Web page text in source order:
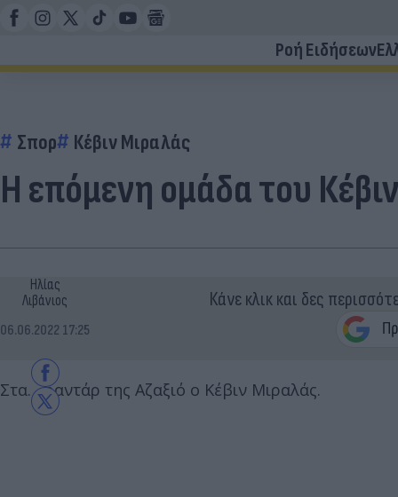
Ροή Ειδήσεων
Σπορ Κέβιν Μιραλάς
Η επόμενη ομάδα του
Ηλίας
Λιβάνιος
06.06.2022 17:25
Κάνε κλικ και δες
Στα… ραντάρ της Αζαξιό ο Κέβιν Μιραλάς.